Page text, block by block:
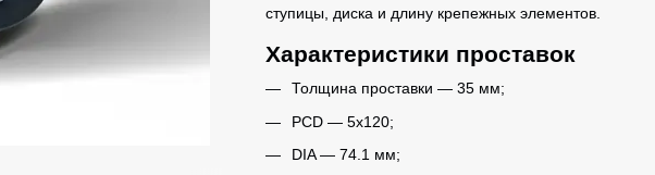
ступицы, диска и длину крепежных элементов.
Характеристики проставок
Толщина проставки — 35 мм;
PCD — 5x120;
DIA — 74.1 мм;